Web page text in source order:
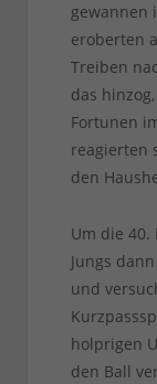
gewannen
eroberten
Treiben
das
Fortunen
reagierten
den
Um die
Jungs
und
holprigen
den Ball